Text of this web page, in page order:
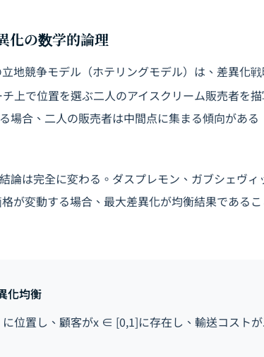
化の数学的論理
地競争モデル（ホテリングモデル）は、差異化
上で位置を選ぶ二人のアイスクリーム販売者を
場合、二人の販売者は中間点に集まる傾向がある
論は完全に変わる。ダスプレモン、ガブシェヴィ
が変動する場合、最大差異化が均衡結果であるこ
化均衡
に位置し、顧客がx ∈ [0,1]に存在し、輸送コスト